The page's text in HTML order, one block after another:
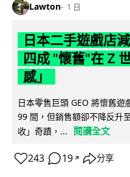
Lawton 1 日
日本二手遊戲店
四成 "懷舊"在 Z
感」
日本零售巨頭 GEO 將懷舊
99 間，但銷售額卻不降反升
收」奇蹟，...
閱讀全文
243 19 ↗ 分享